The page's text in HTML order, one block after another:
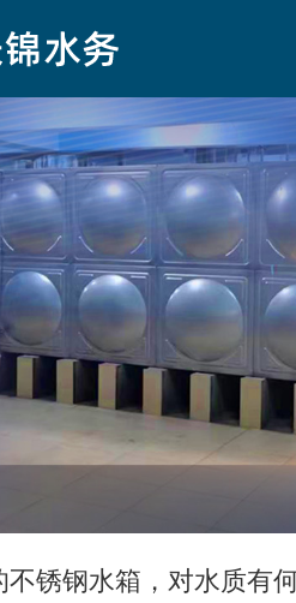
锈钢水箱，对水质有